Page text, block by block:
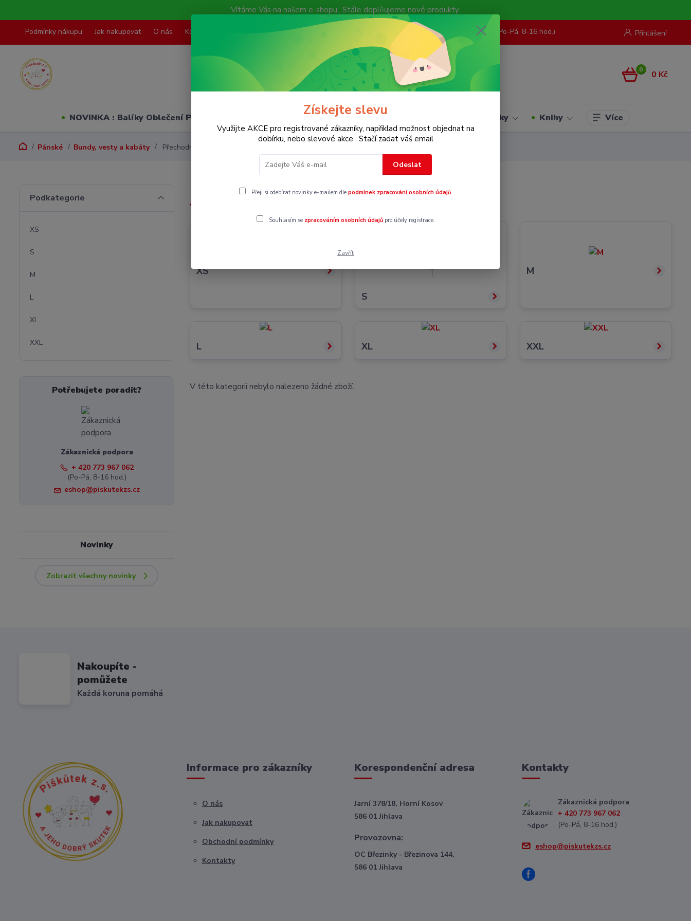
Vítáme Vás na našem e-shopu,. Stále doplňujeme nové produkty.
Podmínky nákupu Jak nakupovat O nás Kontakty Přihlášení
Hledat
Nevíte si rady? Zavolejte. + 420 773 967 062 (Po-Pá, 8-16 hod.)
0 0 Kč
NOVINKA : Balíky Oblečení PO VELIKOSTECH Dětské Dámské Hračky Knihy Více
Pánské Bundy, vesty a kabáty Přechodné kabáty
Přechodné kabáty
XS
S
M
L XL XXL
V této kategorii nebylo nalezeno žádné zboží.
Podkategorie
XS
S
M
L
XL
XXL
Potřebujete poradit?
Zákaznická podpora
+ 420 773 967 062
(Po-Pá, 8-16 hod.)
eshop@piskutekzs.cz
Novinky
Zobrazit všechny novinky
Nakoupíte -
pomůžete
Každá koruna pomáhá
Informace pro zákazníky
O nás
Jak nakupovat
Obchodní podmínky
Kontakty
Korespondenční adresa
Jarní 378/18, Horní Kosov
586 01 Jihlava
Provozovna:
OC Březinky - Březinova 144,
586 01 Jihlava
Kontakty
Zákaznická podpora
+ 420 773 967 062
(Po-Pá, 8-16 hod.)
eshop@piskutekzs.cz
Získejte slevu
Využijte AKCE pro registrované zákazníky, napřiklad možnost objednat na
dobírku, nebo slevové akce . Stačí zadat váš email
Odeslat
Přeji si odebírat novinky e-mailem dle podmínek zpracování osobních údajů.
Souhlasím se zpracováním osobních údajůpro účely registrace.
Zavřít